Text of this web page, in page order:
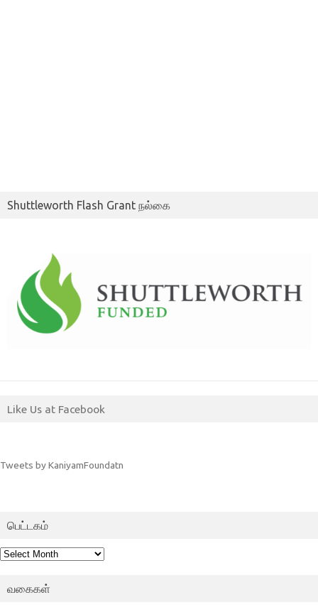
Shuttleworth Flash Grant நல்கை
Like Us at Facebook
Tweets by KaniyamFoundatn
பெட்டகம்
பெட்டகம்
வகைகள்